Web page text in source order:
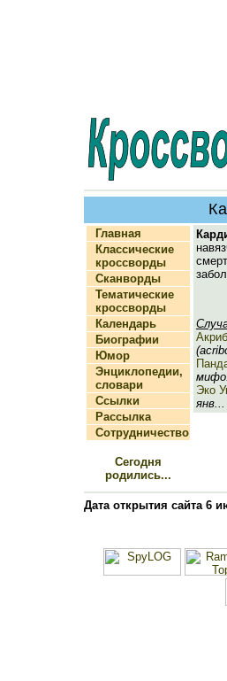
Главная
Классические
кроссворды
Сканворды
Тематические
кроссворды
Календарь
Биографии
Юмор
Энциклопедии,
словари
Ссылки
Рассылка
Сотрудничество
Сегодня
родились...
Эко
янв...
Дата открытия сайта 6